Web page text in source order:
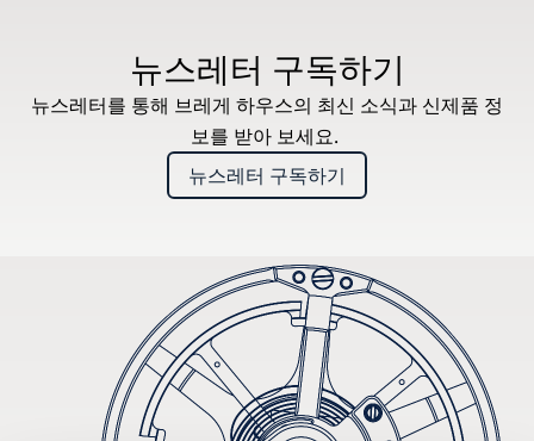
뉴스레터 구독하기
뉴스레터를 통해 브레게 하우스의 최신 소식과 신제품 정
보를 받아 보세요.
뉴스레터 구독하기